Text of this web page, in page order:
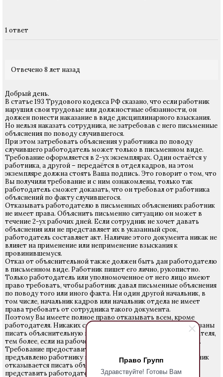
Право Групп
Здравствуйте! Готовы Вам
1 ответ
Отвечено 8 лет назад
Добрый день.
В статье 193 Трудового кодекса РФ сказано, что если работник
нарушил свои трудовые или должностные обязанности, он
должен понести наказание в виде дисциплинарного взыскания.
Но нельзя наказать сотрудника, не затребовав с него письменные
объяснения по поводу случившегося.
При этом затребовать объяснения у работника по поводу
случившего работодатель может только в письменном виде.
Требование оформляется в 2-ух экземплярах. Один остаётся у
работника, а другой – передаётся в отдел кадров, на этом
экземпляре должна стоять Ваша подпись. Это говорит о том, что
Вы получили требование и с ним ознакомлены, только так
работодатель сможет доказать, что он требовал от работника
объяснений по факту случившегося.
Отказывать работодателю в письменных объяснениях работник
не имеет права. Объяснить письменно ситуацию он может в
течение 2-ух рабочих дней. Если сотрудник не хочет давать
объяснения или не представляет их в указанный срок,
работодатель составляет акт. Наличие этого документа никак не
влияет на применение или неприменение взыскания к
провинившемуся.
Отказ от объяснительной также должен быть дан работодателю
в письменном виде. Работник пишет его лично, рукопистно.
Только работодатель или уполномоченное от него лицо имеют
право требовать, чтобы работник давал письменные объяснения
по поводу того или иного факта. Ни один другой начальник, в
том числе, начальник кадров или начальник отдела не имеет
права требовать от сотрудника такого документа.
Поэтому Вы имеете полное право отказывать всем, кроме
работодателя. Никаких санкций Вам за это не будет! Но обязаны
писать объяснительную на работе по требованию работодателя,
тем более, если на рабочем месте произошло происшествие.
Требование предоставить объяснения, должно быть
предъявлено работнику в письменном виде. Если же работник
отказывается писать объяснительную, то он также должен
представить работодателю отказ в письменном виде.